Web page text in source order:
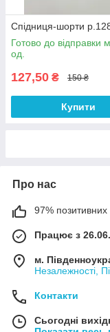
Спідниця-шорти
Готово до відправки
од.
127,50 ₴ 150 ₴
Купити
Про нас
97% позитивних
Працює з
м.
Незалежності,
Контакти
Сьогодні